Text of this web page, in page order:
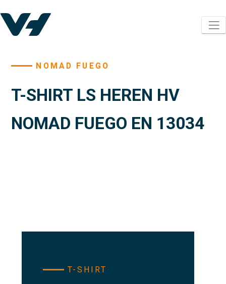
NOMAD FUEGO
T-SHIRT LS HEREN HV
NOMAD FUEGO EN 13034
T-SHIRT